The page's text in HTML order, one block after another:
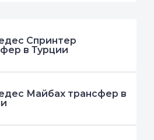
Спринтер
в Турции
Майбах трансфер в